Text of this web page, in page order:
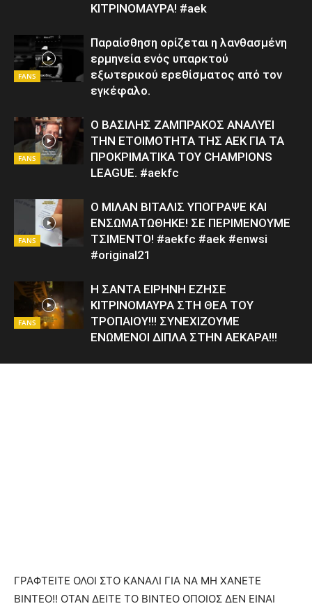
ΚΙΤΡΙΝΟΜΑΥΡΑ! #aek
FANS
Παραίσθηση ορίζεται η λανθασμένη
ερμηνεία ενός υπαρκτού
εξωτερικού ερεθίσματος από τον
εγκέφαλο.
FANS
Ο ΒΑΣΙΛΗΣ ΖΑΜΠΡΑΚΟΣ ΑΝΑΛΥΕΙ
ΤΗΝ ΕΤΟΙΜΟΤΗΤΑ ΤΗΣ ΑΕΚ ΓΙΑ ΤΑ
ΠΡΟΚΡΙΜΑΤΙΚΑ ΤΟΥ CHAMPIONS
LEAGUE. #aekfc
FANS
Ο ΜΙΛΑΝ ΒΙΤΑΛΙΣ ΥΠΟΓΡΑΨΕ ΚΑΙ
ΕΝΣΩΜΑΤΩΘΗΚΕ! ΣΕ ΠΕΡΙΜΕΝΟΥΜΕ
ΤΣΙΜΕΝΤΟ! #aekfc #aek #enwsi
#original21
FANS
Η ΣΑΝΤΑ ΕΙΡΗΝΗ ΕΖΗΣΕ
ΚΙΤΡΙΝΟΜΑΥΡΑ ΣΤΗ ΘΕΑ ΤΟΥ
ΤΡΟΠΑΙΟΥ!!! ΣΥΝΕΧΙΖΟΥΜΕ
ΕΝΩΜΕΝΟΙ ΔΙΠΛΑ ΣΤΗΝ ΑΕΚΑΡΑ!!!
ΓΡΑΦΤΕΙΤΕ ΟΛΟΙ ΣΤΟ ΚΑΝΑΛΙ ΓΙΑ ΝΑ ΜΗ ΧΑΝΕΤΕ
ΒΙΝΤΕΟ!! ΟΤΑΝ ΔΕΙΤΕ ΤΟ ΒΙΝΤΕΟ ΟΠΟΙΟΣ ΔΕΝ ΕΙΝΑΙ